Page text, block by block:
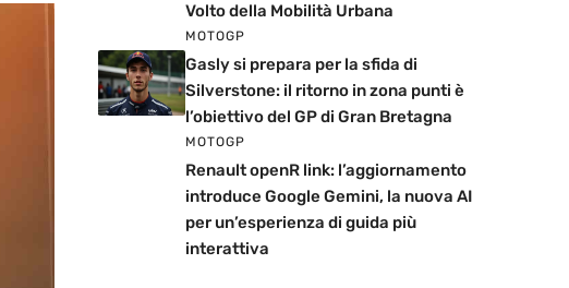
Volto della Mobilità Urbana
MOTOGP
Gasly si prepara per la sfida di
Silverstone: il ritorno in zona punti è
l’obiettivo del GP di Gran Bretagna
MOTOGP
Renault openR link: l’aggiornamento
introduce Google Gemini, la nuova AI
per un’esperienza di guida più
interattiva